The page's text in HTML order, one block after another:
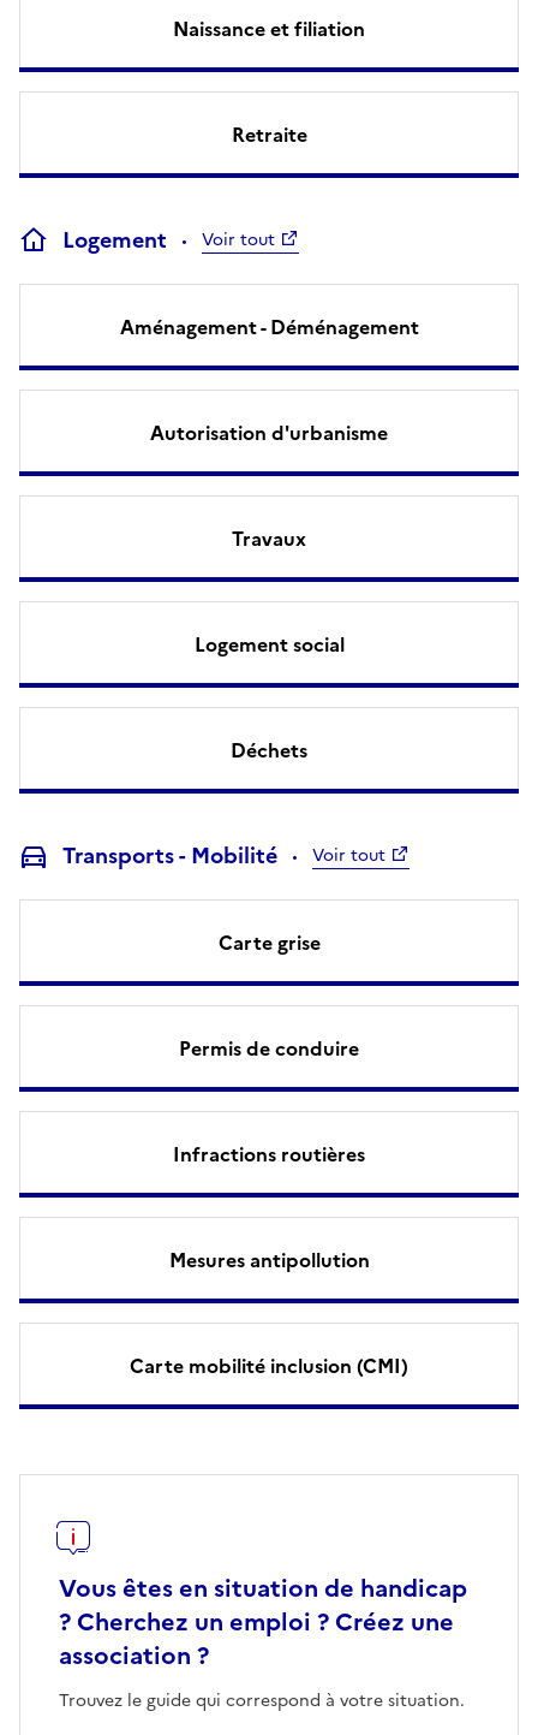
Naissance et filiation
Retraite
Logement Voir tout
Aménagement - Déménagement
Autorisation d'urbanisme
Travaux
Logement social
Déchets
Transports - Mobilité Voir tout
Carte grise
Permis de conduire
Infractions routières
Mesures antipollution
Carte mobilité inclusion (CMI)
Vous êtes en situation de handicap
? Cherchez un emploi ? Créez une
association ?
Trouvez le guide qui correspond à votre situation.